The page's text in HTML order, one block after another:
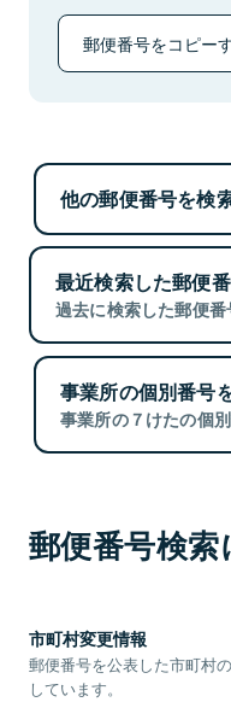
郵便番号をコピー
他の郵便番号を検
最近検索した郵便
過去に検索した郵便番
事業所の個別番号
事業所の７けたの個
郵便番号検
市町村変更情報
郵便番号を公表した市町村
しています。